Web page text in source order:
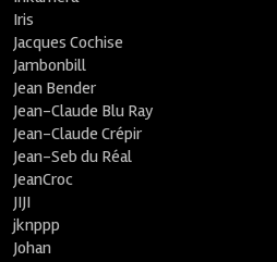
Iris
Jacques Cochise
Jambonbill
Jean Bender
Jean-Claude Blu Ray
Jean-Claude Crépir
Jean-Seb du Réal
JeanCroc
JIJI
jknppp
Johan